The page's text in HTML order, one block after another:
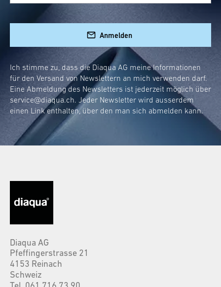
Anmelden
Ich stimme zu, dass die Diaqua AG meine Informationen
für den Versand von Newslettern an mich verwenden darf.
Eine Abmeldung des Newsletters ist jederzeit möglich über
service@diaqua.ch. Jeder Newsletter wird ausserdem
einen Link enthalten, über den man sich abmelden kann.
Diaqua AG
Pfeffingerstrasse 21
4153 Reinach
Schweiz